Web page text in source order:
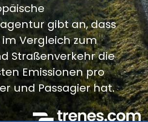
gibt an, dass
im Vergleich zum
Straßenverkehr die
Emissionen pro
und Passagier hat.